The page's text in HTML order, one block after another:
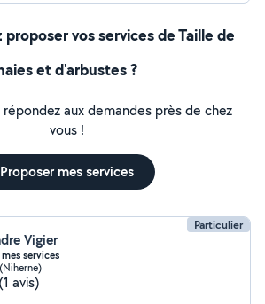
vos services de Taille de
et d'arbustes ?
aux demandes près de chez
vous !
Proposer mes services
Particulier
Vigier
services
(1 avis)